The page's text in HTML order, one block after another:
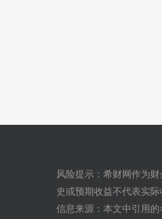
风险提示：希财网作为
史或预期收益不代表实
信息来源：本文中引用